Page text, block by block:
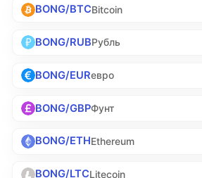
BONG/BTCBitcoin
BONG/RUBРубль
BONG/EURевро
BONG/GBPФунт
BONG/ETHEthereum
BONG/LTCLitecoin